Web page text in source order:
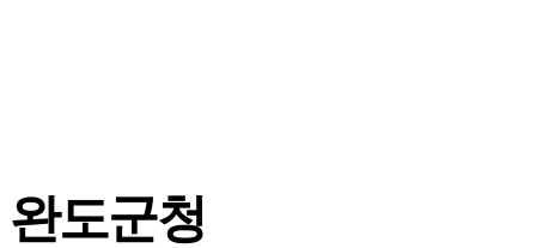
완도군청